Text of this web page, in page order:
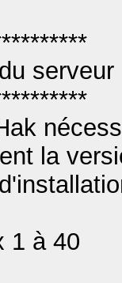
serveur
la
1 à 40